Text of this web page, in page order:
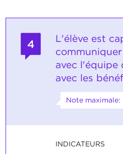
4
L'élève est
avec l'équipe
avec les
Note maximale:
INDICATEURS